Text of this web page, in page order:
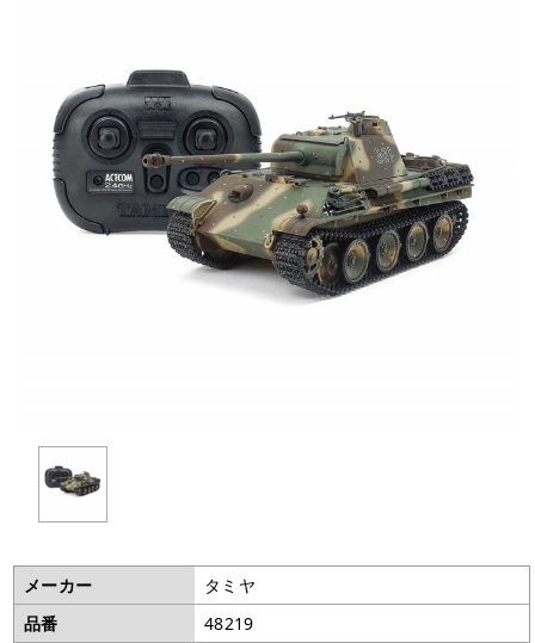
メーカー
タミヤ
品番
48219